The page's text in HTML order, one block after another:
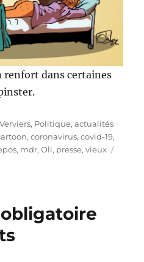
renfort dans certaines
, Politique, actualités
,coronavirus,covid-19,
, mdr,Oli, presse,vieux